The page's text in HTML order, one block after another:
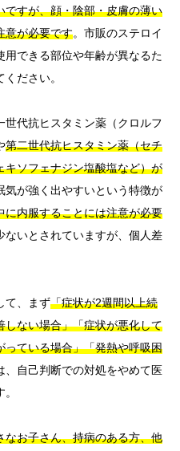
すが、顔・陰部・皮膚の薄い
意が必要です。市販のステロイ
用できる部位や年齢が異なるた
ださい。
代抗ヒスタミン薬（クロルフ
第二世代抗ヒスタミン薬（セチ
ソフェナジン塩酸塩など）が
気が強く出やすいという特徴が
に内服することには注意が必要
ないとされていますが、個人差
て、まず「症状が2週間以上続
ない場合」「症状が悪化して
ている場合」「発熱や呼吸困
、自己判断での対処をやめて医
なお子さん、持病のある方、他